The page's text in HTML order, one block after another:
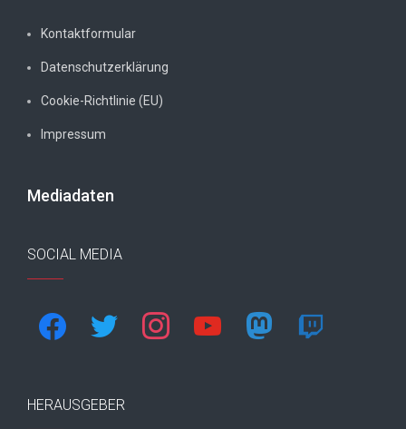
Kontaktformular
Datenschutzerklärung
Cookie-Richtlinie (EU)
Impressum
Mediadaten
SOCIAL MEDIA
facebook twitter instagram youtube mastodon twitch
HERAUSGEBER